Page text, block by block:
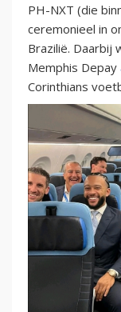
PH-NXT (die
ceremonieel in
Brazilië. Daarbij
Memphis Depay
Corinthians